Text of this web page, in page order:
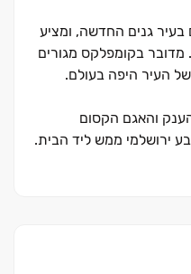
בעיר גנים החדשה, ומציע
בני 30-32 קומות. מדובר בקומפלקס מגורים
העיר היפה בעולם.
והאגם הקסום